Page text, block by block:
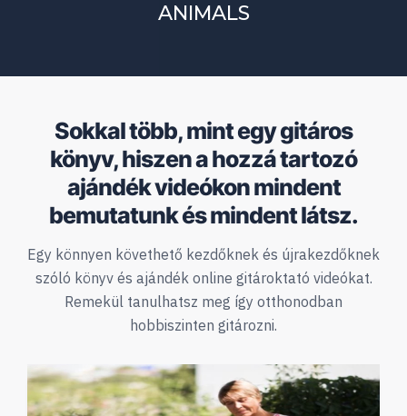
ANIMALS
Sokkal több, mint egy gitáros
könyv, hiszen a hozzá tartozó
ajándék videókon mindent
bemutatunk és mindent látsz.
Egy könnyen követhető kezdőknek és újrakezdőknek
szóló könyv és ajándék online gitároktató videókat.
Remekül tanulhatsz meg így otthonodban
hobbiszinten gitározni.